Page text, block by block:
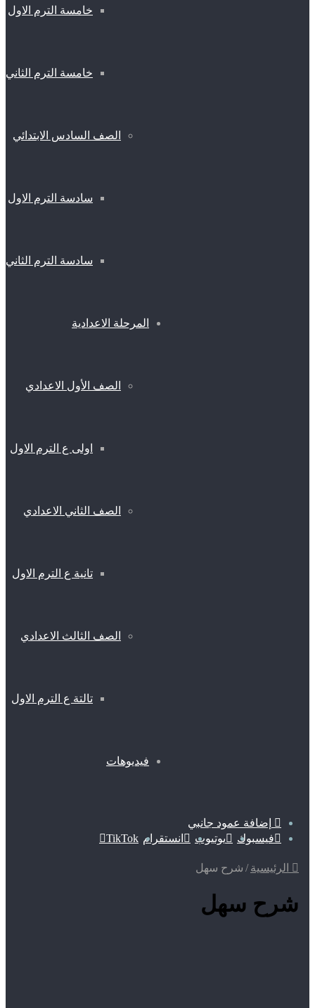
خامسة الترم الاول
خامسة الترم الثاني
الصف السادس الابتدائي
سادسة الترم الاول
سادسة الترم الثاني
المرحلة الاعدادية
الصف الأول الاعدادي
اولى ع الترم الاول
الصف الثاني الاعدادي
تانية ع الترم الاول
الصف الثالث الاعدادي
تالتة ع الترم الاول
فيديوهات
إضافة عمود جانبي
فيسبوك
يوتيوب انستقرام TikTok
الرئيسية / شرح سهل
شرح سهل